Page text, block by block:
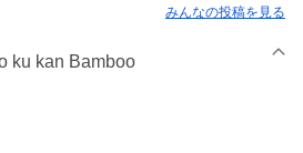
みんなの投稿を見る
ku kan Bamboo